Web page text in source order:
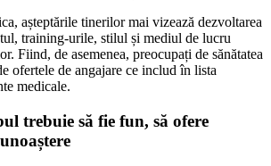
așteptările tinerilor mai vizează dezvoltarea
training-urile, stilul și mediul de lucru
Fiind, de asemenea, preocupați de sănătatea
ofertele de angajare ce includ în lista
medicale.
trebuie să fie fun, să ofere